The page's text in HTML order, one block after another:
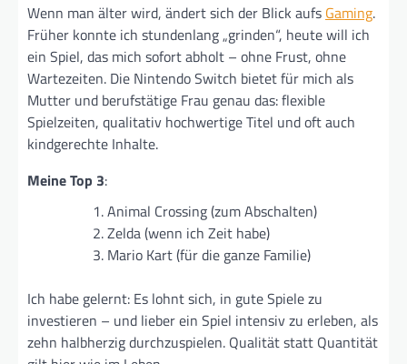
Wenn man älter wird, ändert sich der Blick aufs Gaming.
Früher konnte ich stundenlang „grinden“, heute will ich
ein Spiel, das mich sofort abholt – ohne Frust, ohne
Wartezeiten. Die Nintendo Switch bietet für mich als
Mutter und berufstätige Frau genau das: flexible
Spielzeiten, qualitativ hochwertige Titel und oft auch
kindgerechte Inhalte.
Meine Top 3:
Animal Crossing (zum Abschalten)
Zelda (wenn ich Zeit habe)
Mario Kart (für die ganze Familie)
Ich habe gelernt: Es lohnt sich, in gute Spiele zu
investieren – und lieber ein Spiel intensiv zu erleben, als
zehn halbherzig durchzuspielen. Qualität statt Quantität